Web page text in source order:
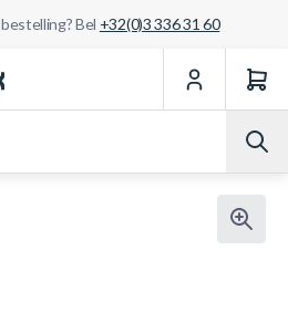
Bel +32(0)3 336 31 60